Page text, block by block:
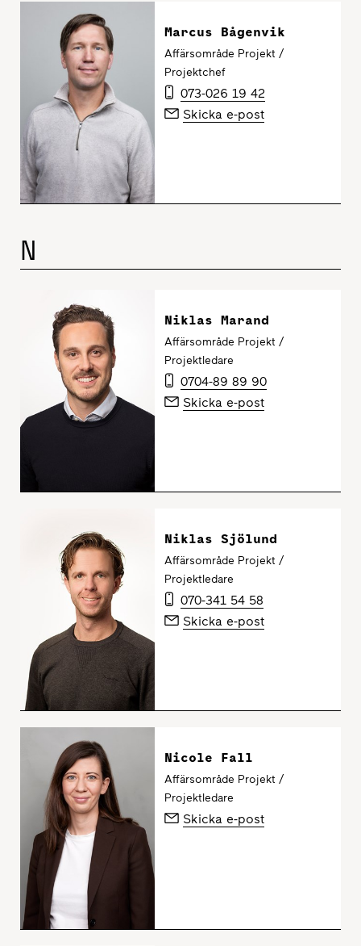
Marcus Bågenvik
Affärsområde Projekt /
Projektchef
073-026 19 42
Skicka e-post
N
Niklas Marand
Affärsområde Projekt /
Projektledare
0704-89 89 90
Skicka e-post
Niklas Sjölund
Affärsområde Projekt /
Projektledare
070-341 54 58
Skicka e-post
Nicole Fall
Affärsområde Projekt /
Projektledare
Skicka e-post